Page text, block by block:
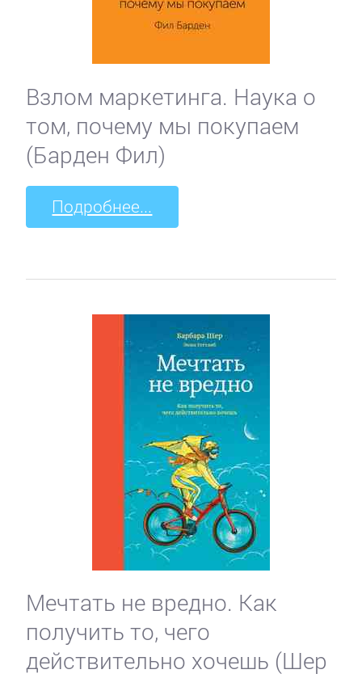
Взлом маркетинга. Наука о
том, почему мы покупаем
(Барден Фил)
Подробнее...
Мечтать не вредно. Как
получить то, чего
действительно хочешь (Шер